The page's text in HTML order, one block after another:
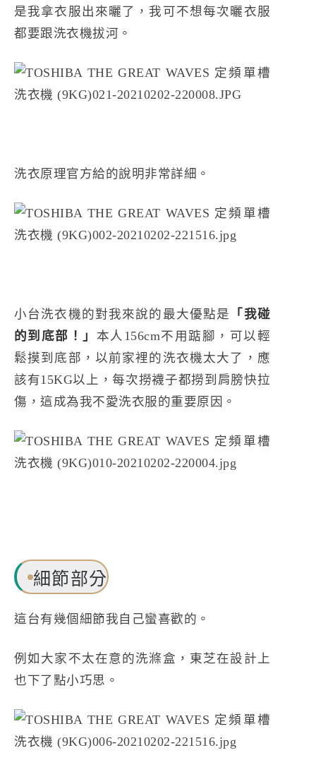
是我拿衣服出來曬了，我可不想每次曬衣服
都要跟洗衣機拔河。
洗衣原理官方給的說明非常詳細。
小台洗衣機的對我來說的最大優點是
「我碰
的到底部！」 本人156cm不用踮腳，可以輕
鬆摸到底部，以前家裡的洗衣機太大了，應
該有15KG以上，每次撈襪子都撈到肩膀快拉
傷，這成為我不愛洗衣服的重要原因。
細節部分
這台有幾個細節我自己蠻喜歡的。
例如大家不太在意的洗滌盒，東芝在設計上
也下了點小巧思。